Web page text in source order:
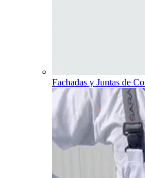
Fachadas y Juntas de